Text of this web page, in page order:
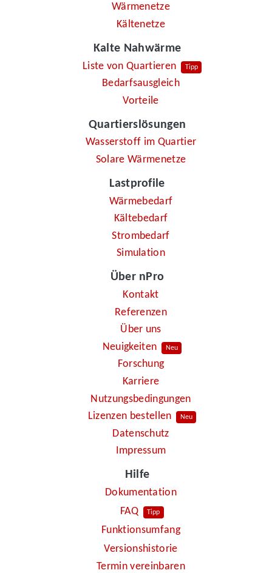
Wärmenetze
Kältenetze
Kalte Nahwärme
Liste von Quartieren Tipp
Bedarfsausgleich
Vorteile
Quartierslösungen
Wasserstoff im Quartier
Solare Wärmenetze
Lastprofile
Wärmebedarf
Kältebedarf
Strombedarf
Simulation
Über nPro
Kontakt
Referenzen
Über uns
Neuigkeiten
Neu
Forschung
Karriere
Nutzungsbedingungen
Lizenzen bestellen
Neu
Datenschutz
Impressum
Hilfe
Dokumentation
FAQ
Tipp
Funktionsumfang
Versionshistorie
Termin vereinbaren